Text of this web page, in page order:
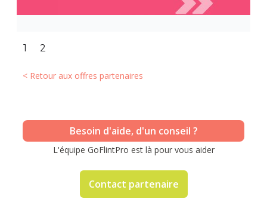
1 2
< Retour aux offres partenaires
Besoin d'aide, d'un conseil ?
L'équipe GoFlintPro est là pour vous aider
Contact partenaire